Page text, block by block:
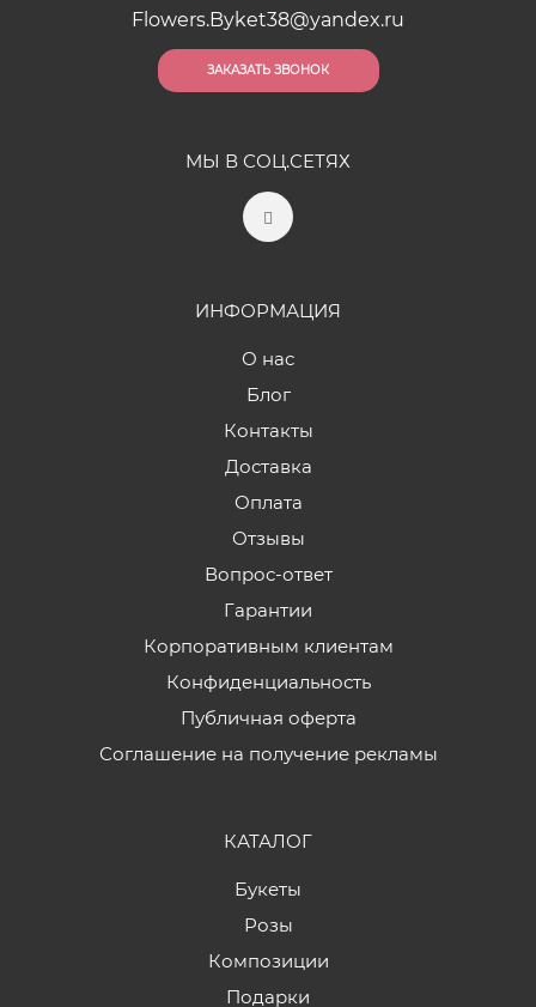
Flowers.Byket38@yandex.ru
ЗАКАЗАТЬ ЗВОНОК
МЫ В СОЦ.СЕТЯХ
ИНФОРМАЦИЯ
О нас
Блог
Контакты
Доставка
Оплата
Отзывы
Вопрос-ответ
Гарантии
Корпоративным клиентам
Конфиденциальность
Публичная оферта
Соглашение на получение рекламы
КАТАЛОГ
Букеты
Розы
Композиции
Подарки